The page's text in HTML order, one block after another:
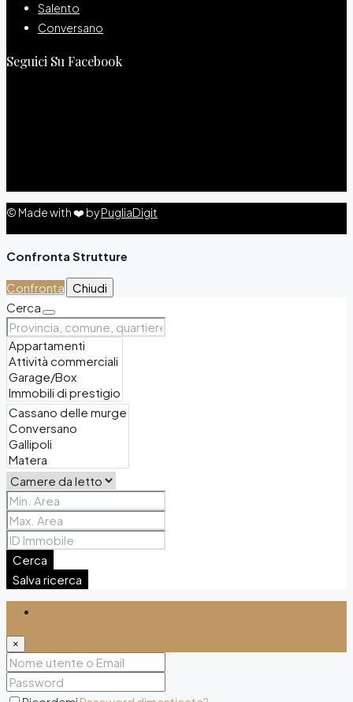
Salento
Conversano
Seguici Su Facebook
© Made with ❤️ byPugliaDigit
Confronta Strutture
Confronta Chiudi
Cerca
Cerca
Salva ricerca
×